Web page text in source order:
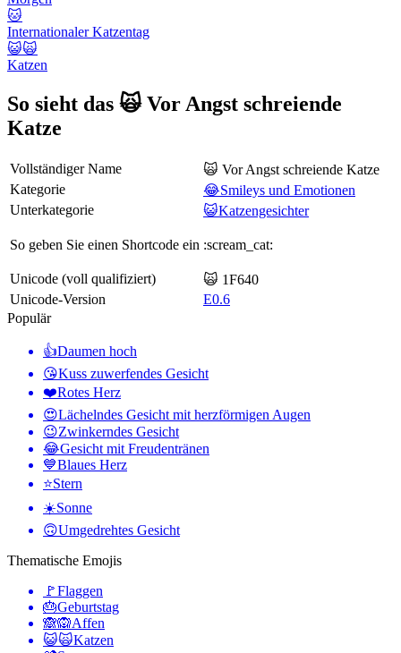
🐱
Internationaler Katzentag
😺🙀
Katzen
So sieht das 🙀 Vor Angst schreiende
Katze
Vollständiger Name
🙀 Vor Angst schreiende Katze
Kategorie
😂Smileys und Emotionen
Unterkategorie
😺Katzengesichter
So geben Sie einen Shortcode ein :scream_cat:
Unicode (voll qualifiziert)
🙀 1F640
Unicode-Version
E0.6
Populär
👍Daumen hoch
😘Kuss zuwerfendes Gesicht
❤️Rotes Herz
😍Lächelndes Gesicht mit herzförmigen Augen
😉Zwinkerndes Gesicht
😂Gesicht mit Freudentränen
💙Blaues Herz
⭐Stern
☀️Sonne
🙃Umgedrehtes Gesicht
Thematische Emojis
🚩Flaggen
🎂Geburtstag
🙈🙉Affen
😺🙀Katzen